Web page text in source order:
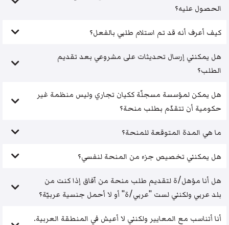
الحصول عليه؟
كيف أعرف أنه قد تم استلام طلبي بالفعل؟
هل يمكنني إرسال تحديثات على مشروعي بعد تقديم
الطلب؟
هل يمكن لمؤسسة مسجلّة ككيان تجاري وليس منظمة غير
حكومية أن تتقدّم بطلب منحة؟
ما هي المدة المتوقعة للمنحة؟
هل يمكنني تخصيص جزء من المنحة لنفسي؟
هل أنا مؤهل/ة لتقديم طلب منحة من آفاق إذا كنت من
بلد عربي ولكنني لست "عربي/ة" أو لا أحمل جنسية عربيّة؟
أنا أتناسب مع المعايير ولكنني لا أعيش في المنطقة العربية.